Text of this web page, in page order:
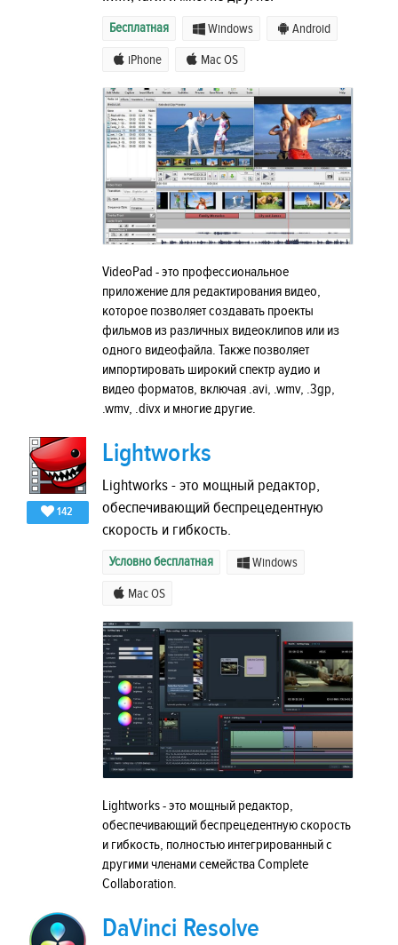
Бесплатная Windows Android
iPhone Mac OS
VideoPad - это профессиональное
приложение для редактирования видео,
которое позволяет создавать проекты
фильмов из различных видеоклипов или из
одного видеофайла. Также позволяет
импортировать широкий спектр аудио и
видео форматов, включая .avi, .wmv, .3gp,
.wmv, .divx и многие другие.
142
Lightworks
Lightworks - это мощный редактор,
обеспечивающий беспрецедентную
скорость и гибкость.
Условно бесплатная Windows
Mac OS
Lightworks - это мощный редактор,
обеспечивающий беспрецедентную скорость
и гибкость, полностью интегрированный с
другими членами семейства Complete
Collaboration.
DaVinci Resolve